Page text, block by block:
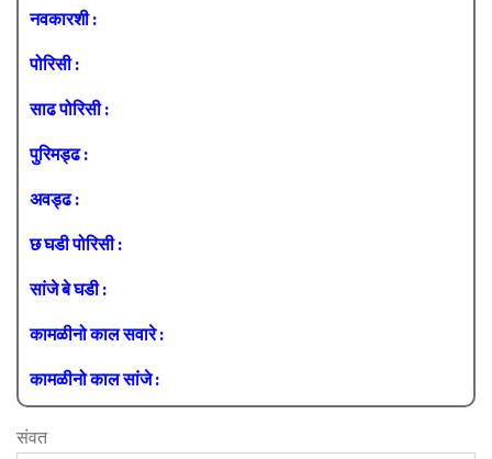
नवकारशी :
पोरिसी :
साढ पोरिसी :
पुरिमड्ढ :
अवड्ढ :
छ घडी पोरिसी :
सांजे बे घडी :
कामळीनो काल सवारे :
कामळीनो काल सांजे :
संवत